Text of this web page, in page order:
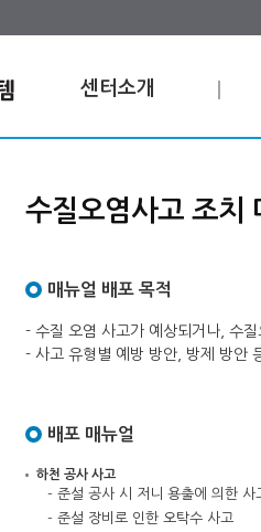
센터소개
수질오염사고 조치
매뉴얼 배포 목적
- 수질 오염 사고가 예상되거나, 수
- 사고 유형별 예방 방안, 방제 방안
배포 매뉴얼
하천 공사 사고
- 준설 공사 시 저니 용출에 의한 사
- 준설 장비로 인한 오탁수 사고